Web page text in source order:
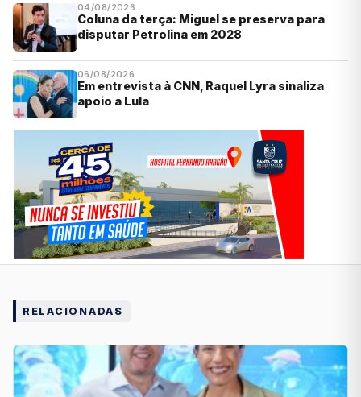
04/08/2026
Coluna da terça: Miguel se preserva para
disputar Petrolina em 2028
06/08/2026
Em entrevista à CNN, Raquel Lyra sinaliza
apoio a Lula
RELACIONADAS